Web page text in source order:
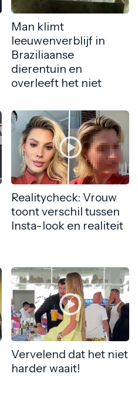
Man klimt
leeuwenverblijf in
Braziliaanse
dierentuin en
overleeft het niet
Realitycheck: Vrouw
toont verschil tussen
Insta-look en realiteit
Vervelend dat het niet
harder waait!